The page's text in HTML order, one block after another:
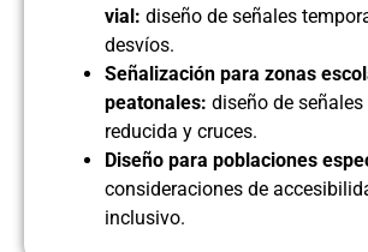
vial: diseño de señales
desvíos.
Señalización para zonas
peatonales: diseño de
reducida y cruces.
Diseño para poblaciones
consideraciones de
inclusivo.